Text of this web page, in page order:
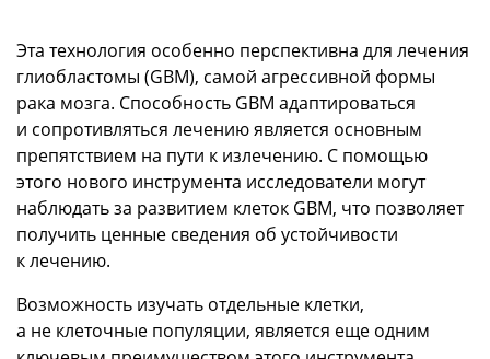
Эта технология особенно перспективна для лечения
глиобластомы (GBM), самой агрессивной формы
рака мозга. Способность GBM адаптироваться
и сопротивляться лечению является основным
препятствием на пути к излечению. С помощью
этого нового инструмента исследователи могут
наблюдать за развитием клеток GBM, что позволяет
получить ценные сведения об устойчивости
к лечению.
Возможность изучать отдельные клетки,
а не клеточные популяции, является еще одним